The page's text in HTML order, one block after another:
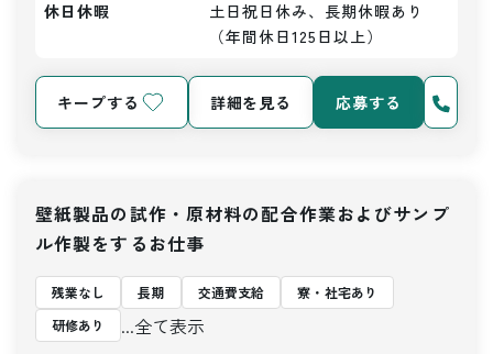
休日休暇
土日祝日休み、長期休暇あり
（年間休日125日以上）
キープする 詳細を見る 応募する
壁紙製品の試作・原材料の配合作業およびサンプ
ル作製をするお仕事
残業なし 長期 交通費支給
寮・社宅あり
研修あり
...全て表示